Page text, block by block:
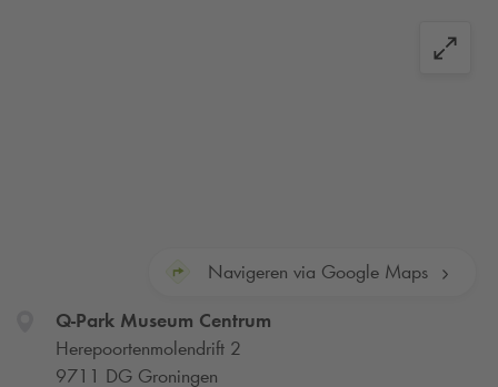
Navigeren via Google Maps
Q-ParkMuseum Centrum
Herepoortenmolendrift 2
9711 DG Groningen